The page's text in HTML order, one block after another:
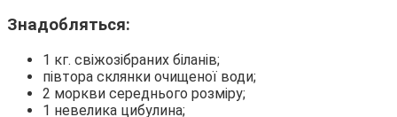
Знадобляться:
1 кг. свіжозібраних біланів;
півтора склянки очищеної води;
2 моркви середнього розміру;
1 невелика цибулина;